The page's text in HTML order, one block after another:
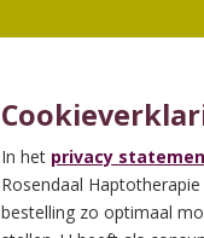
In het privacy
Rosendaal
bestelling zo optimaal